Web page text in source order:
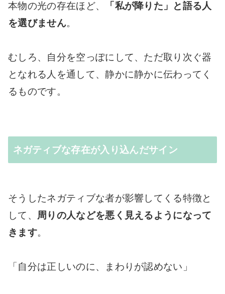
本物の光の存在ほど、
「私が降りた」と語る人
を選びません。
むしろ、自分を空っぽにして、ただ取り次ぐ器
となれる人を通して、静かに静かに伝わってく
るものです。
ネガティブな存在が入り込んだサイン
そうしたネガティブな者が影響してくる特徴と
して、 周りの人などを悪く見えるようになって
きます。
「自分は正しいのに、まわりが認めない」